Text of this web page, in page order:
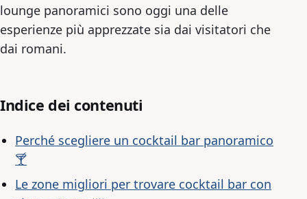
lounge panoramici sono oggi una delle
esperienze più apprezzate sia dai visitatori che
dai romani.
Indice dei contenuti
Perché scegliere un cocktail bar panoramico
🍸
Le zone migliori per trovare cocktail bar con